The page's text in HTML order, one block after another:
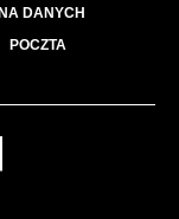
DANYCH
POCZTA